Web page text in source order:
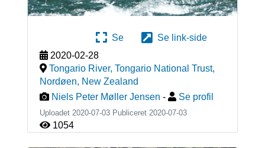
Se
Se link-side
2020-02-28
Tongario River, Tongario National Trust,
Nordøen, New Zealand
Niels Peter Møller Jensen - Se profil
Uploadet 2020-07-03 Publiceret 2020-07-03
1054